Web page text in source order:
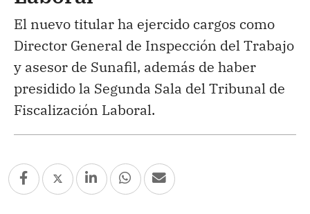
El nuevo titular ha ejercido cargos como
Director General de Inspección del Trabajo
y asesor de Sunafil, además de haber
presidido la Segunda Sala del Tribunal de
Fiscalización Laboral.